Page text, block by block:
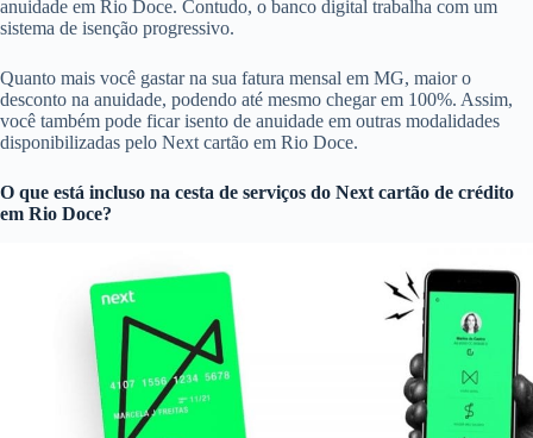
anuidade em Rio Doce. Contudo, o banco digital trabalha com um
sistema de isenção progressivo.
Quanto mais você gastar na sua fatura mensal em MG, maior o
desconto na anuidade, podendo até mesmo chegar em 100%. Assim,
você também pode ficar isento de anuidade em outras modalidades
disponibilizadas pelo Next cartão em Rio Doce.
O que está incluso na cesta de serviços do Next cartão de crédito
em Rio Doce?